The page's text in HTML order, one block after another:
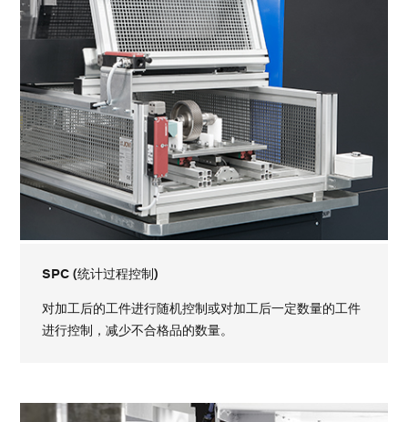
SPC (统计过程控制)
对加工后的工件进行随机控制或对加工后一定数量的工件
进行控制，减少不合格品的数量。